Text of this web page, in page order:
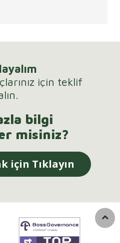
için teklif
bilgi
misiniz?
için Tıklayın